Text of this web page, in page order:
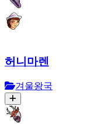
허니마렌
겨울왕국